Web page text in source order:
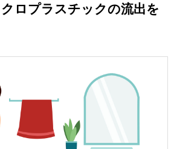
ロプラスチックの流出を